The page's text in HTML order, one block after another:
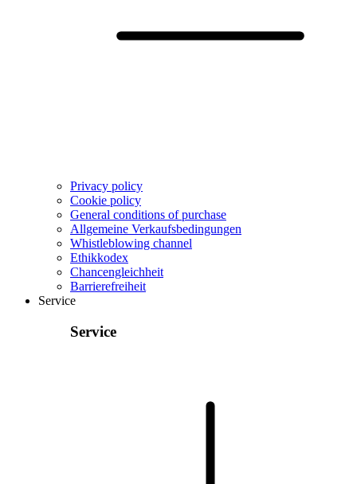
Privacy policy
Cookie policy
General conditions of purchase
Allgemeine Verkaufsbedingungen
Whistleblowing channel
Ethikkodex
Chancengleichheit
Barrierefreiheit
Service
Service